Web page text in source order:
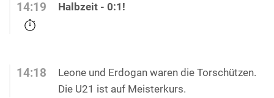
14:19 Halbzeit - 0:1!
14:18
Leone und Erdogan waren die Torschützen.
Die U21 ist auf Meisterkurs.